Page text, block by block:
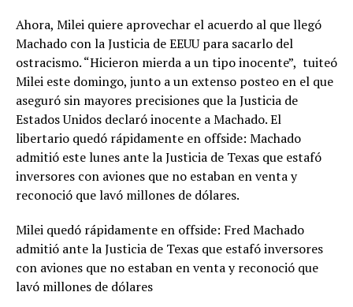
Ahora, Milei quiere aprovechar el acuerdo al que llegó
Machado con la Justicia de EEUU para sacarlo del
ostracismo. “Hicieron mierda a un tipo inocente”, tuiteó
Milei este domingo, junto a un extenso posteo en el que
aseguró sin mayores precisiones que la Justicia de
Estados Unidos declaró inocente a Machado. El
libertario quedó rápidamente en offside: Machado
admitió este lunes ante la Justicia de Texas que estafó
inversores con aviones que no estaban en venta y
reconoció que lavó millones de dólares.
Milei quedó rápidamente en offside: Fred Machado
admitió ante la Justicia de Texas que estafó inversores
con aviones que no estaban en venta y reconoció que
lavó millones de dólares